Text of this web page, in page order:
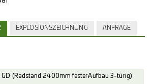
EXPLOSIONSZEICHNUNG ANFRAGE
(Radstand 2400mm fester Aufbau 3-türig)